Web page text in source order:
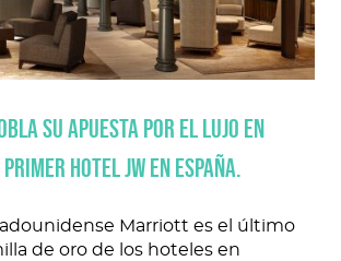
su apuesta por el lujo en
hotel JW en España.
Marriott es el último
de oro de los hoteles en